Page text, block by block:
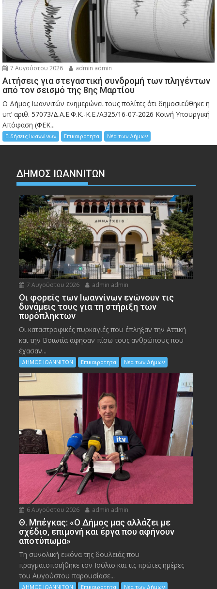
7 Αυγούστου 2026 admin admin
Αιτήσεις για στεγαστική συνδρομή των πληγέντων
από τον σεισμό της 8ης Μαρτίου
Ο Δήμος Ιωαννιτών ενημερώνει τους πολίτες ότι δημοσιεύθηκε η
υπ’ αριθ. 57073/Δ.Α.Ε.Φ.Κ.-Κ.Ε./Α325/16-07-2026 Κοινή Υπουργική
Απόφαση (ΦΕΚ...
Ειδήσεις Ιωαννίνων Επικαιρότητα Νέα των Δήμων
ΔΗΜΟΣ ΙΩΑΝΝΙΤΩΝ
7 Αυγούστου 2026 admin admin
Οι φορείς των Ιωαννίνων ενώνουν τις
δυνάμεις τους για τη στήριξη των
πυρόπληκτων
Οι καταστροφικές πυρκαγιές που έπληξαν την Αττική
και την Bοιωτία άφησαν πίσω τους ανθρώπους που
έχασαν...
ΔΗΜΟΣ ΙΩΑΝΝΙΤΩΝ Επικαιρότητα Νέα των Δήμων
6 Αυγούστου 2026 admin admin
Θ. Μπέγκας: «Ο Δήμος μας αλλάζει με
σχέδιο, επιμονή και έργα που αφήνουν
αποτύπωμα»
Τη συνολική εικόνα της δουλειάς που
πραγματοποιήθηκε τον Ιούλιο και τις πρώτες ημέρες
του Αυγούστου παρουσίασε...
ΔΗΜΟΣ ΙΩΑΝΝΙΤΩΝ Επικαιρότητα Νέα των Δήμων